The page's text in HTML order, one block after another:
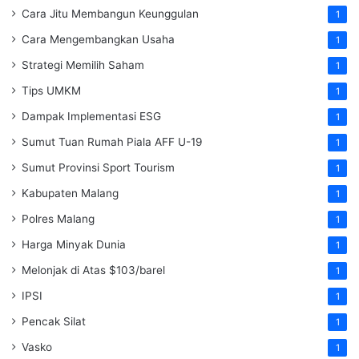
Cara Jitu Membangun Keunggulan 1
Cara Mengembangkan Usaha 1
Strategi Memilih Saham 1
Tips UMKM 1
Dampak Implementasi ESG 1
Sumut Tuan Rumah Piala AFF U-19 1
Sumut Provinsi Sport Tourism 1
Kabupaten Malang 1
Polres Malang 1
Harga Minyak Dunia 1
Melonjak di Atas $103/barel 1
IPSI 1
Pencak Silat 1
Vasko 1